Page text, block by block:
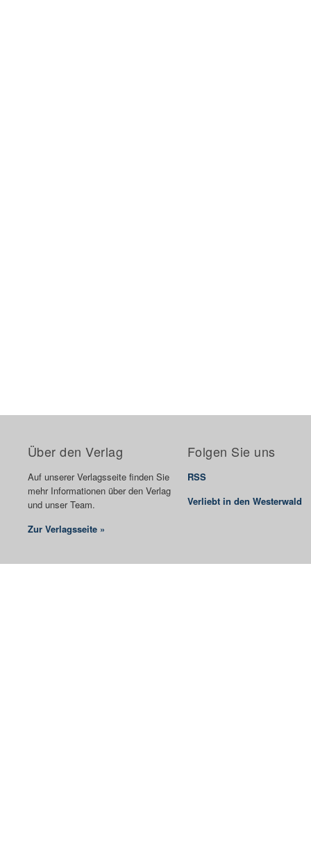
Über den Verlag
Auf unserer Verlagsseite finden Sie
mehr Informationen über den Verlag
und unser Team.
Zur Verlagsseite »
Folgen Sie uns
RSS
Verliebt in den Westerwald